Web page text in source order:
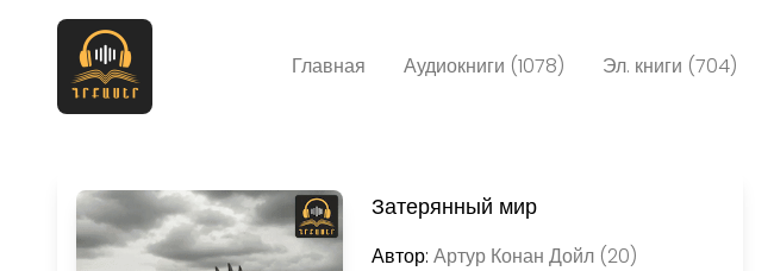
Главная Аудиокниги (1078) Эл. книги (704)
Затерянный мир
Автор: Артур Конан Дойл (20)